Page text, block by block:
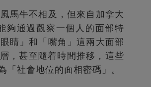
風馬牛不相及，但來自加拿大
夠通過觀察一個人的面部特
睛」和「嘴角」這兩大面部
，甚至隨着時間推移，這些
社會地位的面相密碼」。